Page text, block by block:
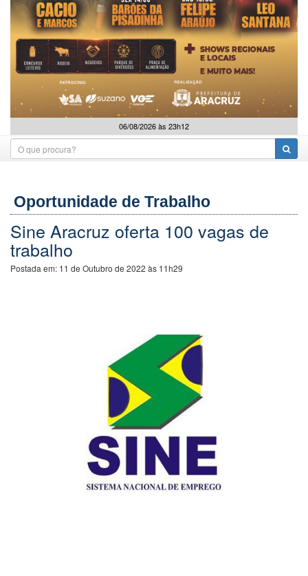
06/08/2026 às 23h12
Oportunidade de Trabalho
Sine Aracruz oferta 100 vagas de
trabalho
Postada em: 11 de Outubro de 2022 às 11h29